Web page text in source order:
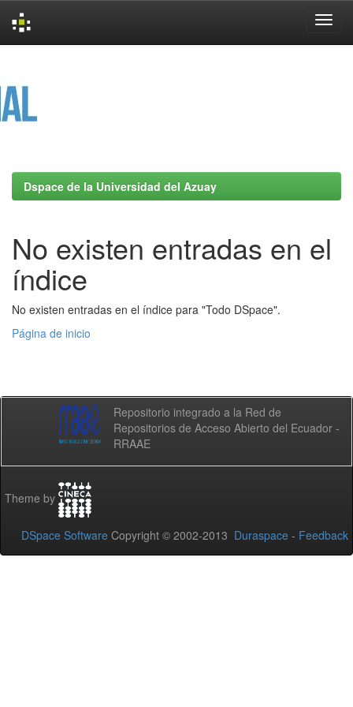
Dspace de la Universidad del Azuay
No existen entradas en el
índice
No existen entradas en el índice para "Todo DSpace".
Página de inicio
Repositorio integrado a la Red de
Repositorios de Acceso Abierto del Ecuador -
RRAAE
Theme by
DSpace Software Copyright © 2002-2013 Duraspace - Feedback